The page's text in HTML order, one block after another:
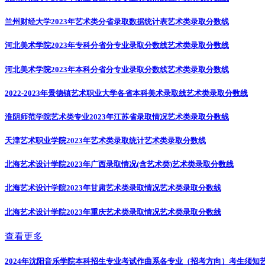
兰州财经大学2023年艺术类分省录取数据统计表艺术类录取分数线
河北美术学院2023年专科分省分专业录取分数线艺术类录取分数线
河北美术学院2023年本科分省分专业录取分数线艺术类录取分数线
2022-2023年景德镇艺术职业大学各省本科美术录取线艺术类录取分数线
淮阴师范学院艺术类专业2023年江苏省录取情况艺术类录取分数线
天津艺术职业学院2023年艺术类录取统计艺术类录取分数线
北海艺术设计学院2023年广西录取情况(含艺术类)艺术类录取分数线
北海艺术设计学院2023年甘肃艺术类录取情况艺术类录取分数线
北海艺术设计学院2023年重庆艺术类录取情况艺术类录取分数线
查看更多
2024年沈阳音乐学院本科招生专业考试作曲系各专业（招考方向）考生须知